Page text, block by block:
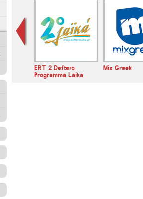
ERT 2 Deftero
Programma Laika
Mix Greek